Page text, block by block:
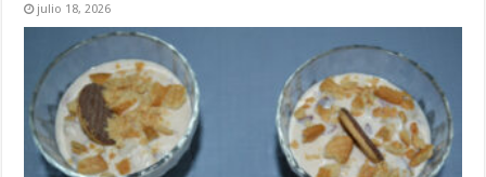
julio 18, 2026